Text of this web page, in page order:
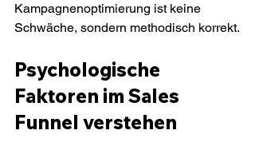
Kampagnenoptimierung ist keine
Schwäche, sondern methodisch korrekt.
Psychologische
Faktoren im Sales
Funnel verstehen